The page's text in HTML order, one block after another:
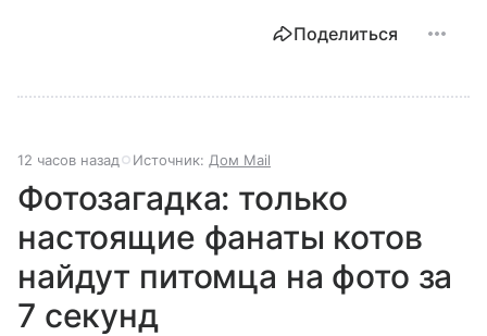
Поделиться
12 часов назад Источник: Дом Mail
Фотозагадка: только
настоящие фанаты котов
найдут питомца на фото за
7 секунд